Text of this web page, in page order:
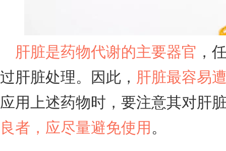
肝脏是药物代谢的主要器官 ，
过肝脏处理。因此， 肝脏最容易
应用上述药物时，要注意其对肝
良者，应尽量避免使用 。